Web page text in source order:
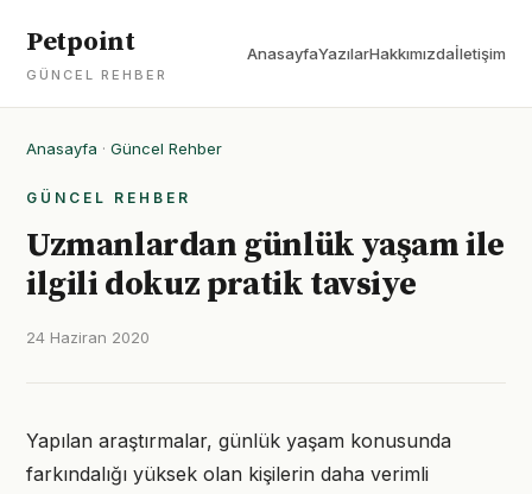
Petpoint
GÜNCEL REHBER
AnasayfaYazılarHakkımızdaİletişim
Anasayfa · Güncel Rehber
GÜNCEL REHBER
Uzmanlardan günlük yaşam ile
ilgili dokuz pratik tavsiye
24 Haziran 2020
Yapılan araştırmalar, günlük yaşam konusunda
farkındalığı yüksek olan kişilerin daha verimli